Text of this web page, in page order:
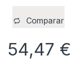
Comparar
54,47 €